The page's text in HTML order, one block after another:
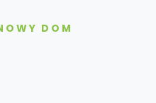
DOM